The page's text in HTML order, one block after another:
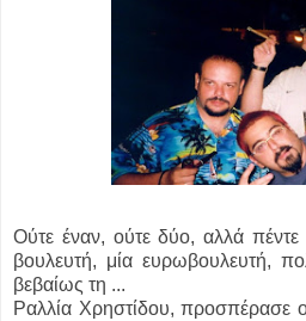
Ούτε έναν, ούτε δύο, αλλά
βουλευτή, μία ευρωβουλευτή,
βεβαίως τη ...
Ραλλία Χρηστίδου, προσπέρασε